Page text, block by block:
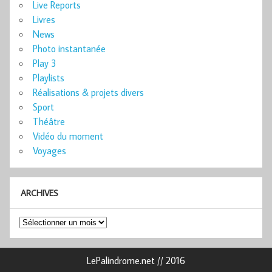
Live Reports
Livres
News
Photo instantanée
Play 3
Playlists
Réalisations & projets divers
Sport
Théâtre
Vidéo du moment
Voyages
ARCHIVES
Archives
LePalindrome.net // 2016